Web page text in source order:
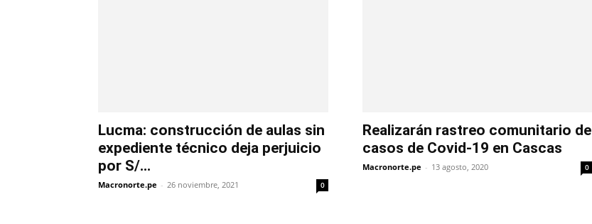
Lucma: construcción de aulas sin
expediente técnico deja perjuicio
por S/...
Macronorte.pe - 26 noviembre, 2021 0
Realizarán rastreo comunitario de
casos de Covid-19 en Cascas
Macronorte.pe - 13 agosto, 2020 0